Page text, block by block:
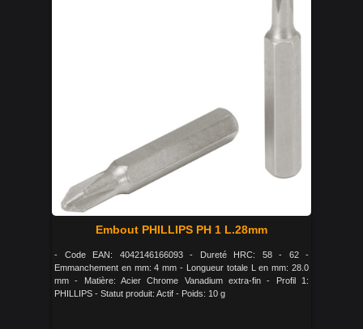
Embout PHILLIPS PH 1 L.28mm
- Code EAN: 4042146166093 - Dureté HRC: 58 - 62 -
Emmanchement en mm: 4 mm - Longueur totale L en mm: 28.0
mm - Matière: Acier Chrome Vanadium extra-fin - Profil 1:
PHILLIPS - Statut produit: Actif - Poids: 10 g